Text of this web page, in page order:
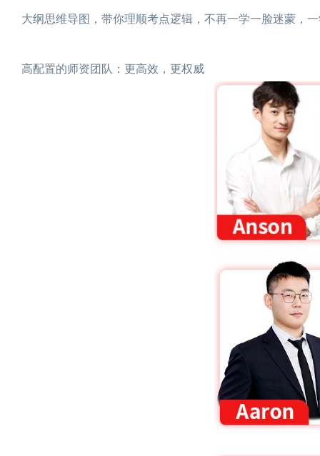
大纲思维导图，带你理顺考点逻辑，不再一学一脸迷蒙，
高配置的师资团队：更高效，更权威